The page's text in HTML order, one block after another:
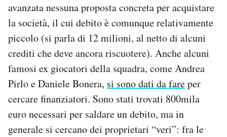
avanzata nessuna proposta concreta per acquistare
la società, il cui debito è comunque relativamente
piccolo (si parla di 12 milioni, al netto di alcuni
crediti che deve ancora riscuotere). Anche alcuni
famosi ex giocatori della squadra, come Andrea
Pirlo e Daniele Bonera, si sono dati da fareper
cercare finanziatori. Sono stati trovati 800mila
euro necessari per saldare un debito, ma in
generale si cercano dei proprietari “veri”: fra le